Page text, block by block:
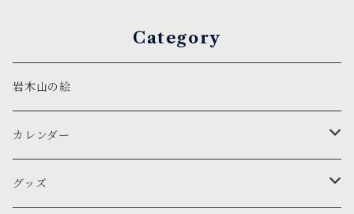
Category
岩木山の絵
カレンダー
壁掛け
グッズ